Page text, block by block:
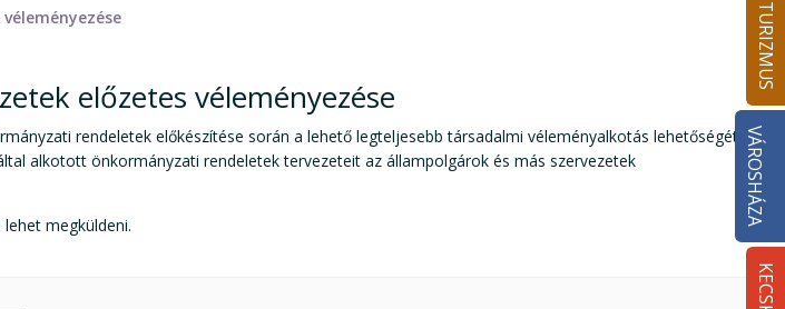
TURIZMUS
VÁROSHÁZA
előzetes véleményezése
rendeletek előkészítése során a lehető legteljesebb társadalmi véleményalkotás lehetőségét
alkotott önkormányzati rendeletek tervezeteit az állampolgárok és más szervezetek
megküldeni.